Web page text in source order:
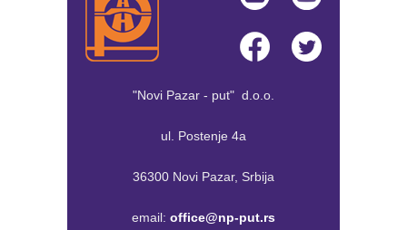
"Novi Pazar - put" d.o.o.
ul. Postenje 4a
36300 Novi Pazar, Srbija
email: office@np-put.rs